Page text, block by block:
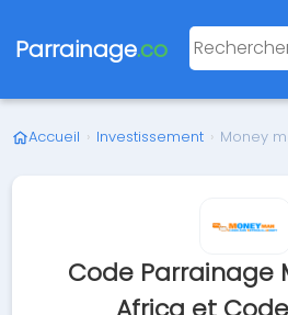
Parrainage.co
Accueil › Investissement › Money
Code Parrainage